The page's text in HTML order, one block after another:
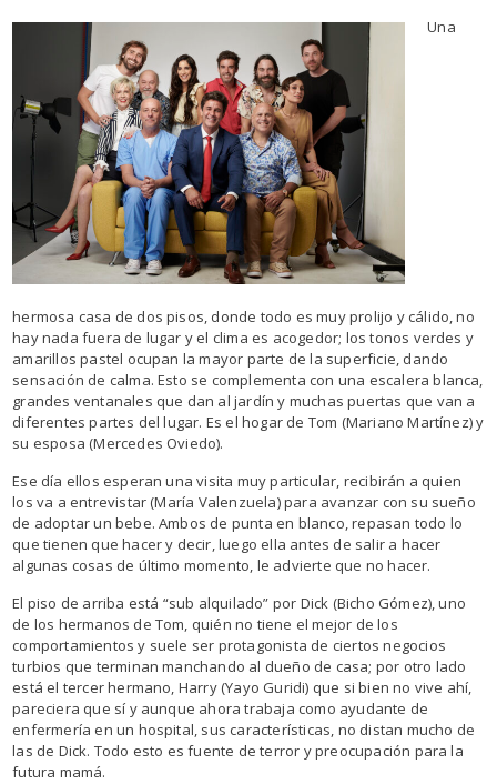
Una
hermosa casa de dos pisos, donde todo es muy prolijo y cálido, no
hay nada fuera de lugar y el clima es acogedor; los tonos verdes y
amarillos pastel ocupan la mayor parte de la superficie, dando
sensación de calma. Esto se complementa con una escalera blanca,
grandes ventanales que dan al jardín y muchas puertas que van a
diferentes partes del lugar. Es el hogar de Tom (Mariano Martínez) y
su esposa (Mercedes Oviedo).
Ese día ellos esperan una visita muy particular, recibirán a quien
los va a entrevistar (María Valenzuela) para avanzar con su sueño
de adoptar un bebe. Ambos de punta en blanco, repasan todo lo
que tienen que hacer y decir, luego ella antes de salir a hacer
algunas cosas de último momento, le advierte que no hacer.
El piso de arriba está “sub alquilado” por Dick (Bicho Gómez), uno
de los hermanos de Tom, quién no tiene el mejor de los
comportamientos y suele ser protagonista de ciertos negocios
turbios que terminan manchando al dueño de casa; por otro lado
está el tercer hermano, Harry (Yayo Guridi) que si bien no vive ahí,
pareciera que sí y aunque ahora trabaja como ayudante de
enfermería en un hospital, sus características, no distan mucho de
las de Dick. Todo esto es fuente de terror y preocupación para la
futura mamá.